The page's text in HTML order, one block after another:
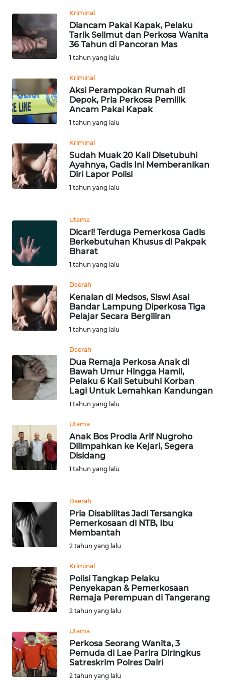
Kriminal
Diancam Pakai Kapak, Pelaku
Tarik Selimut dan Perkosa Wanita
36 Tahun di Pancoran Mas
1 tahun yang lalu
Kriminal
Aksi Perampokan Rumah di
Depok, Pria Perkosa Pemilik
Ancam Pakai Kapak
1 tahun yang lalu
Kriminal
Sudah Muak 20 Kali Disetubuhi
Ayahnya, Gadis Ini Memberanikan
Diri Lapor Polisi
1 tahun yang lalu
Utama
Dicari! Terduga Pemerkosa Gadis
Berkebutuhan Khusus di Pakpak
Bharat
1 tahun yang lalu
Daerah
Kenalan di Medsos, Siswi Asal
Bandar Lampung Diperkosa Tiga
Pelajar Secara Bergiliran
1 tahun yang lalu
Daerah
Dua Remaja Perkosa Anak di
Bawah Umur Hingga Hamil,
Pelaku 6 Kali Setubuhi Korban
Lagi Untuk Lemahkan Kandungan
1 tahun yang lalu
Utama
Anak Bos Prodia Arif Nugroho
Dilimpahkan ke Kejari, Segera
Disidang
1 tahun yang lalu
Daerah
Pria Disabilitas Jadi Tersangka
Pemerkosaan di NTB, Ibu
Membantah
2 tahun yang lalu
Kriminal
Polisi Tangkap Pelaku
Penyekapan & Pemerkosaan
Remaja Perempuan di Tangerang
2 tahun yang lalu
Utama
Perkosa Seorang Wanita, 3
Pemuda di Lae Parira Diringkus
Satreskrim Polres Dairi
2 tahun yang lalu
SIMALUNGUN
WN
WN
TAPANULI
TENGAH
WN DELI
SERDANG
WN
TEBING
PAKPAK
WN
WN
BEKASI
WN
DEPOK
TAPANULI
UTARA
WN
WN
PADANG
LAWAS
WN
WN
CIANJUR
KEPULAUAN
SERIBU
WN